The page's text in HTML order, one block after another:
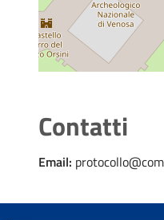
Contatti
Email: